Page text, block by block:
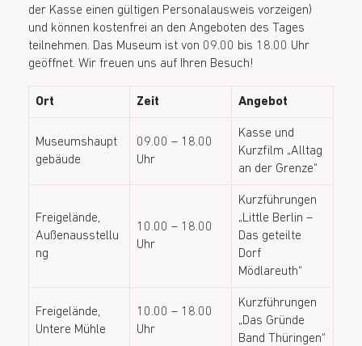
der Kasse einen gültigen Personalausweis vorzeigen)
und können kostenfrei an den Angeboten des Tages
teilnehmen. Das Museum ist von 09.00 bis 18.00 Uhr
geöffnet. Wir freuen uns auf Ihren Besuch!
Ort Zeit Angebot
Museumshaupt
gebäude
09.00 – 18.00
Uhr
Kasse und
Kurzfilm „Alltag
an der Grenze“
Freigelände,
Außenausstellu
ng
10.00 – 18.00
Uhr
Kurzführungen
„Little Berlin –
Das geteilte
Dorf
Mödlareuth“
Freigelände,
Untere Mühle
10.00 – 18.00
Uhr
Kurzführungen
„Das Gründe
Band Thüringen“